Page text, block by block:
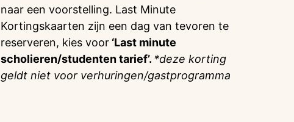
naar een voorstelling. Last Minute
Kortingskaarten zijn een dag van tevoren te
reserveren, kies voor ‘Last minute
scholieren/studenten tarief’. *deze korting
geldt niet voor verhuringen/gastprogramma